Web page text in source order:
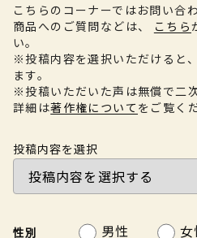
こちらのコーナーではお問い合
商品へのご質問などは、
こちら
い。
※投稿内容を選択いただけると
ます。
※投稿いただいた声は無償で二
詳細は著作権について をご覧く
投稿内容を選択
性別 男性 女